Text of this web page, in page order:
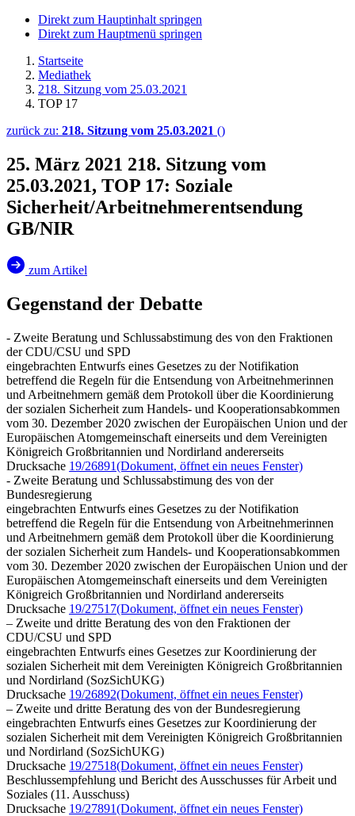
Direkt zum Hauptinhalt springen
Direkt zum Hauptmenü springen
Startseite
Mediathek
218. Sitzung vom 25.03.2021
TOP 17
zurück zu: 218. Sitzung vom 25.03.2021 ()
25. März 2021 218. Sitzung vom
25.03.2021, TOP 17: Soziale
Sicherheit/Arbeitnehmerentsendung
GB/NIR
zum Artikel
Gegenstand der Debatte
- Zweite Beratung und Schlussabstimung des von den Fraktionen
der CDU/CSU und SPD
eingebrachten Entwurfs eines Gesetzes zu der Notifikation
betreffend die Regeln für die Entsendung von Arbeitnehmerinnen
und Arbeitnehmern gemäß dem Protokoll über die Koordinierung
der sozialen Sicherheit zum Handels- und Kooperationsabkommen
vom 30. Dezember 2020 zwischen der Europäischen Union und der
Europäischen Atomgemeinschaft einerseits und dem Vereinigten
Königreich Großbritannien und Nordirland andererseits
Drucksache 19/26891(Dokument, öffnet ein neues Fenster)
- Zweite Beratung und Schlussabstimung des von der
Bundesregierung
eingebrachten Entwurfs eines Gesetzes zu der Notifikation
betreffend die Regeln für die Entsendung von Arbeitnehmerinnen
und Arbeitnehmern gemäß dem Protokoll über die Koordinierung
der sozialen Sicherheit zum Handels- und Kooperationsabkommen
vom 30. Dezember 2020 zwischen der Europäischen Union und der
Europäischen Atomgemeinschaft einerseits und dem Vereinigten
Königreich Großbritannien und Nordirland andererseits
Drucksache 19/27517(Dokument, öffnet ein neues Fenster)
– Zweite und dritte Beratung des von den Fraktionen der
CDU/CSU und SPD
eingebrachten Entwurfs eines Gesetzes zur Koordinierung der
sozialen Sicherheit mit dem Vereinigten Königreich Großbritannien
und Nordirland (SozSichUKG)
Drucksache 19/26892(Dokument, öffnet ein neues Fenster)
– Zweite und dritte Beratung des von der Bundesregierung
eingebrachten Entwurfs eines Gesetzes zur Koordinierung der
sozialen Sicherheit mit dem Vereinigten Königreich Großbritannien
und Nordirland (SozSichUKG)
Drucksache 19/27518(Dokument, öffnet ein neues Fenster)
Beschlussempfehlung und Bericht des Ausschusses für Arbeit und
Soziales (11. Ausschuss)
Drucksache 19/27891(Dokument, öffnet ein neues Fenster)